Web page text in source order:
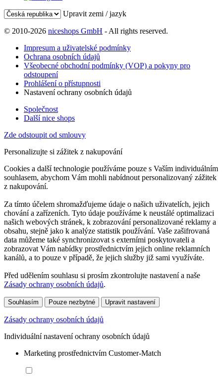
Upravit zemi / jazyk
© 2010-2026 niceshops GmbH - All rights reserved.
Impresum a uživatelské podmínky
Ochrana osobních údajů
Všeobecné obchodní podmínky (VOP) a pokyny pro
odstoupení
Prohlášení o přístupnosti
Nastavení ochrany osobních údajů
Společnost
Další nice shops
Zde odstoupit od smlouvy
Personalizujte si zážitek z nakupování
Cookies a další technologie používáme pouze s Vaším individuálním
souhlasem, abychom Vám mohli nabídnout personalizovaný zážitek
z nakupování.
Za tímto účelem shromažďujeme údaje o našich uživatelích, jejich
chování a zařízeních. Tyto údaje používáme k neustálé optimalizaci
našich webových stránek, k zobrazování personalizované reklamy a
obsahu, stejně jako k analýze statistik používání. Vaše zašifrovaná
data můžeme také synchronizovat s externími poskytovateli a
zobrazovat Vám nabídky prostřednictvím jejich online reklamních
kanálů, a to pouze v případě, že jejich služby již sami využíváte.
Před udělením souhlasu si prosím zkontrolujte nastavení a naše
Zásady ochrany osobních údajů.
Souhlasím Pouze nezbytné Upravit nastavení
Zásady ochrany osobních údajů
Individuální nastavení ochrany osobních údajů
Marketing prostřednictvím Customer-Match